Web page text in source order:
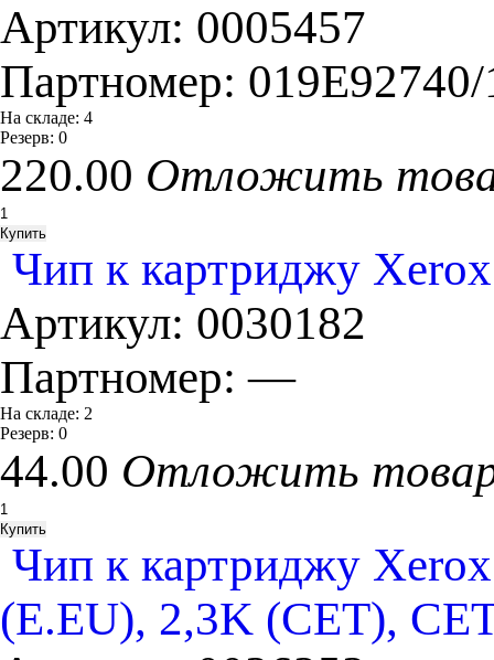
Артикул: 0005457
Партномер:
На складе: 4
Резерв: 0
220.00 Отложить
Чип к картриджу
Артикул: 0030182
Партномер:—
На складе: 2
Резерв: 0
44.00 Отложить
Чип к картриджу
(E.EU), 2,3K (CET),